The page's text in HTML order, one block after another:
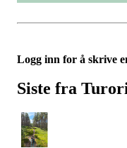
Logg inn for å skrive
Siste fra